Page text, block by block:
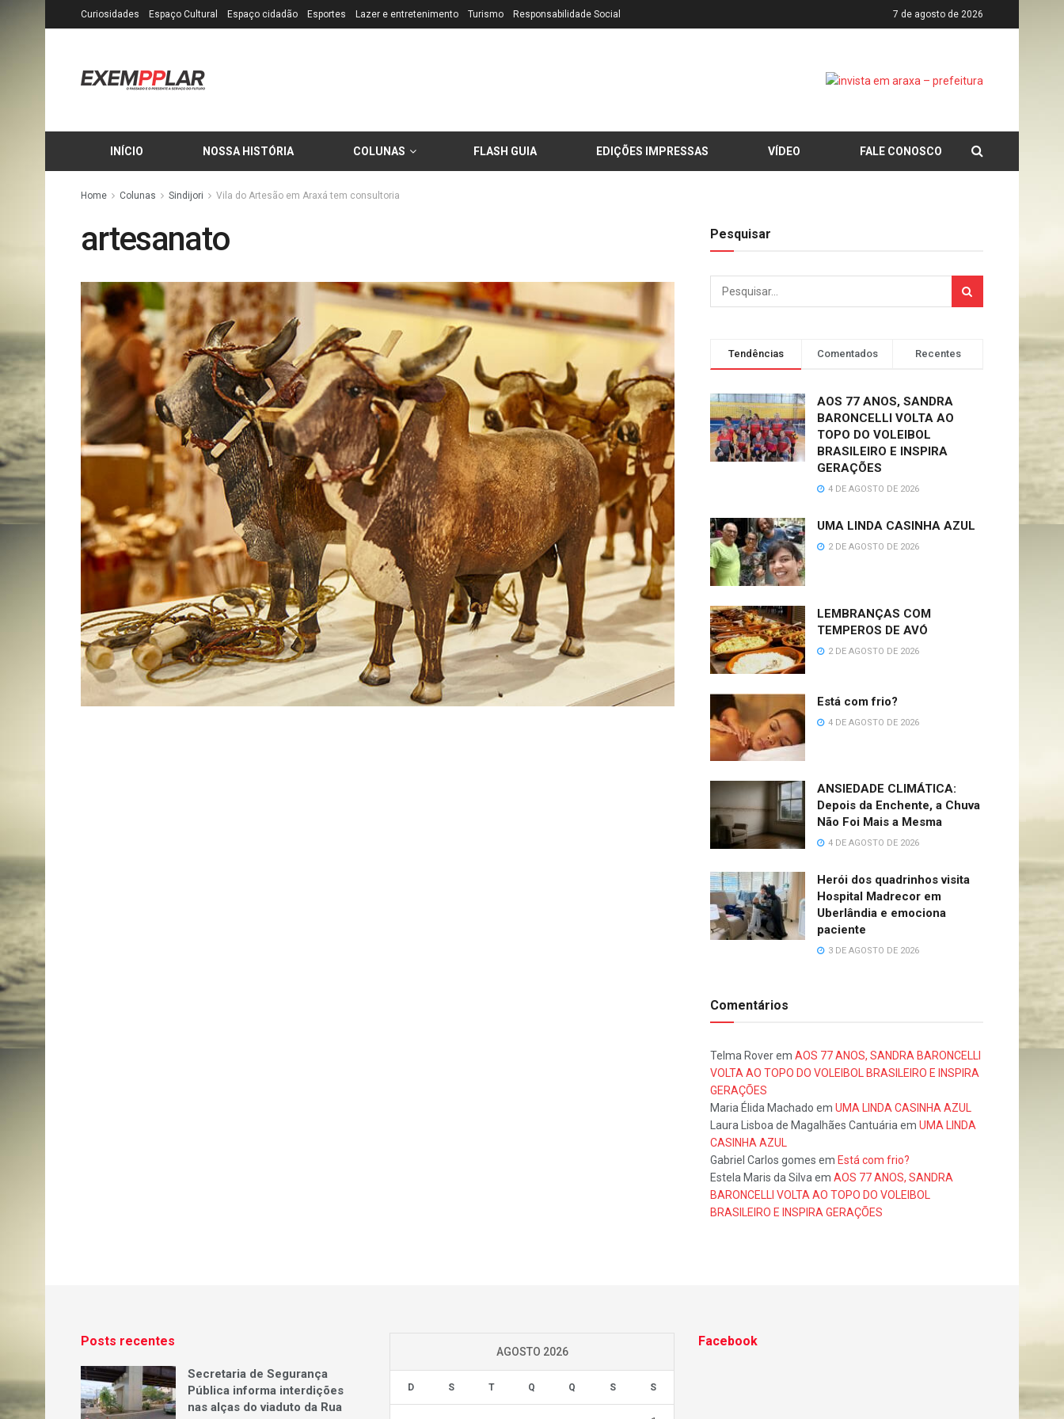
Curiosidades Espaço Cultural Espaço cidadão Esportes Lazer e entretenimento Turismo Responsabilidade Social 7 de agosto de 2026
INÍCIO NOSSA HISTÓRIA COLUNAS FLASH GUIA EDIÇÕES IMPRESSAS VÍDEO FALE CONOSCO
Home Colunas Sindijori Vila do Artesão em Araxá tem consultoria
artesanato Pesquisar
Tendências Comentados Recentes
AOS 77 ANOS, SANDRA
BARONCELLI VOLTA AO
TOPO DO VOLEIBOL
BRASILEIRO E INSPIRA
GERAÇÕES
4 DE AGOSTO DE 2026
UMA LINDA CASINHA AZUL
2 DE AGOSTO DE 2026
LEMBRANÇAS COM
TEMPEROS DE AVÓ
2 DE AGOSTO DE 2026
Está com frio?
4 DE AGOSTO DE 2026
ANSIEDADE CLIMÁTICA:
Depois da Enchente, a Chuva
Não Foi Mais a Mesma
4 DE AGOSTO DE 2026
Herói dos quadrinhos visita
Hospital Madrecor em
Uberlândia e emociona
paciente
3 DE AGOSTO DE 2026
Comentários
Telma Roverem AOS 77 ANOS, SANDRA BARONCELLI
VOLTA AO TOPO DO VOLEIBOL BRASILEIRO E INSPIRA
GERAÇÕES
Maria Élida Machado em UMA LINDA CASINHA AZUL
Laura Lisboa de Magalhães Cantuáriaem UMA LINDA
CASINHA AZUL
Gabriel Carlos gomes em Está com frio?
Estela Maris da Silvaem AOS 77 ANOS, SANDRA
BARONCELLI VOLTA AO TOPO DO VOLEIBOL
BRASILEIRO E INSPIRA GERAÇÕES
Posts recentes
Secretaria de Segurança
Pública informa interdições
nas alças do viaduto da Rua
AGOSTO 2026
D S T Q Q S S
Facebook